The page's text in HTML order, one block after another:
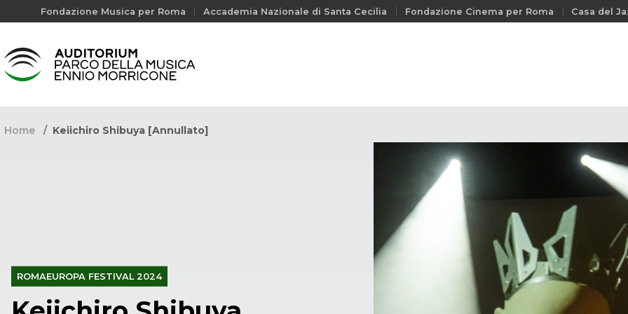
Fondazione Musica per Roma Accademia Nazionale di Santa Cecilia Fondazione Cinema per Roma Casa del
Home Keiichiro Shibuya [Annullato]
ROMAEUROPA FESTIVAL 2024